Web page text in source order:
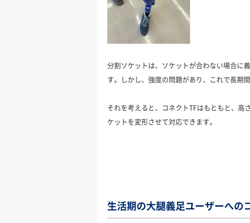
分割ソケットは、ソケットが合わない場合に
す。しかし、強度の問題があり、これで長期
それを考えると、コネクトTFはもともと、高
ケットを変形させて対応できます。
生活期の大腿義足ユーザーへの